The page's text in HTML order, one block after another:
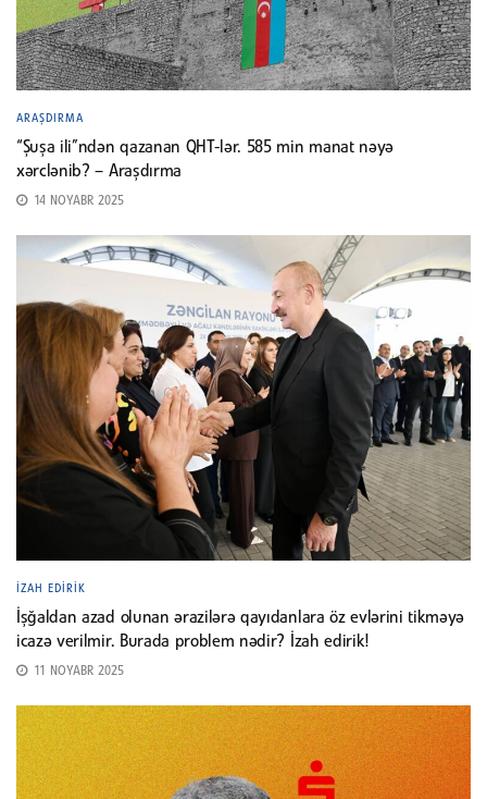
ARAŞDIRMA
“Şuşa ili”ndən qazanan QHT-lər. 585 min manat nəyə
xərclənib? – Araşdırma
14 NOYABR 2025
İZAH EDIRIK
İşğaldan azad olunan ərazilərə qayıdanlara öz evlərini tikməyə
icazə verilmir. Burada problem nədir? İzah edirik!
11 NOYABR 2025